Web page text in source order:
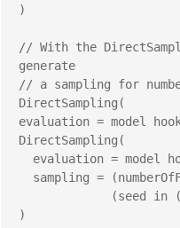
)
// With the
generate
// a sampling for
DirectSampling(
evaluation = model
DirectSampling(
)